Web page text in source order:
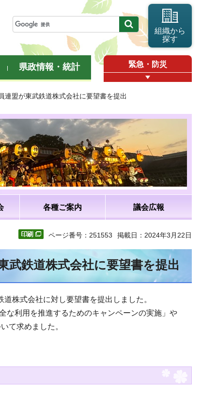
組織から
探す
県政情報・統計 緊急・防災
盟が東武鉄道株式会社に要望書を提出
各種ご案内 議会広報
ページ番号：251553 掲載日：2024年3月22日
武鉄道株式会社に要望書を提出
株式会社に対し要望書を提出しました。
利用を推進するためのキャンペーンの実施」や
て求めました。